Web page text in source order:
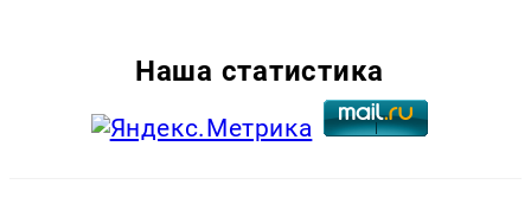
Наша статистика